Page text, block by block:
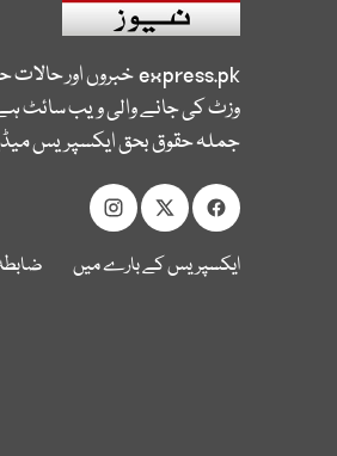
express.pkخبروں اور
وزٹ کی جانے والی ویب سائٹ
جملہ حقوق بحق ایکسپریس
ایکسپریس کے بارے میں